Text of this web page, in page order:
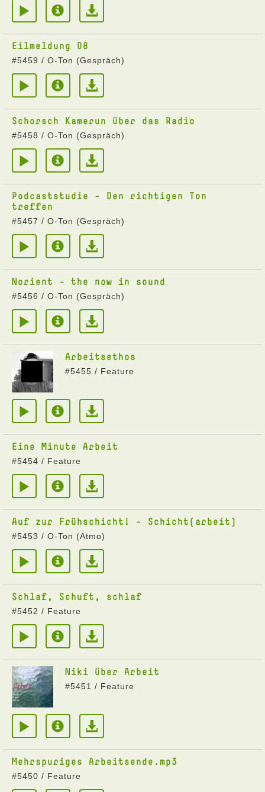
Eilmeldung 08
#5459 / O-Ton (Gespräch)
Schorsch Kamerun über das Radio
#5458 / O-Ton (Gespräch)
Podcaststudie - Den richtigen Ton
treffen
#5457 / O-Ton (Gespräch)
Norient - the now in sound
#5456 / O-Ton (Gespräch)
Arbeitsethos
#5455 / Feature
Eine Minute Arbeit
#5454 / Feature
Auf zur Frühschicht! - Schicht(arbeit)
#5453 / O-Ton (Atmo)
Schlaf, Schuft, schlaf
#5452 / Feature
Niki über Arbeit
#5451 / Feature
Mehrspuriges Arbeitsende.mp3
#5450 / Feature